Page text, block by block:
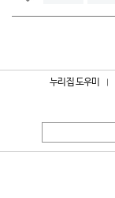
누리집 도우미